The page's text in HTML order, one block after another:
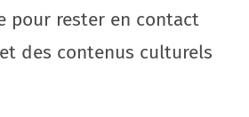
pour rester en contact
des contenus culturels